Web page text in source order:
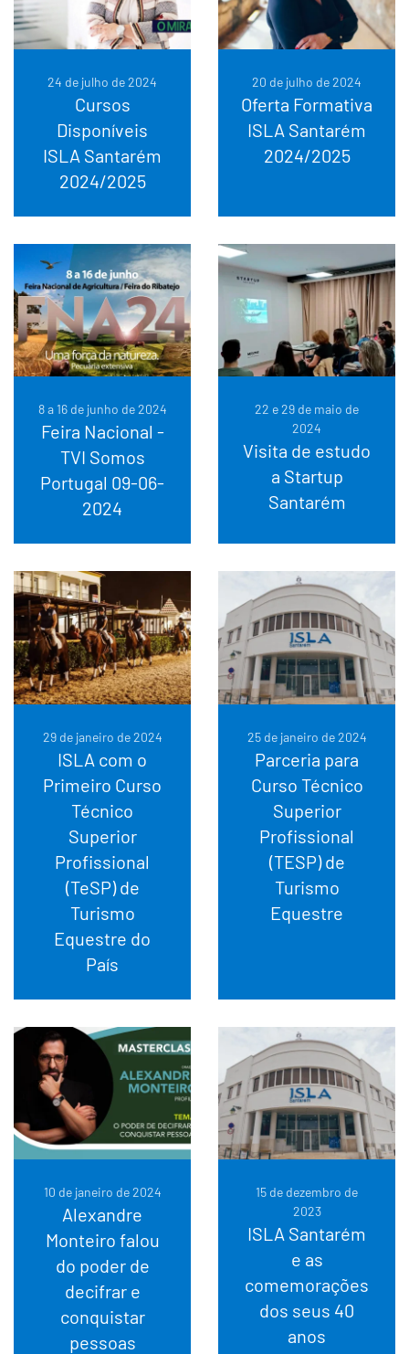
24 de julho de 2024
Cursos
Disponíveis
ISLA Santarém
2024/2025
20 de julho de 2024
Oferta Formativa
ISLA Santarém
2024/2025
8 a 16 de junho de 2024
Feira Nacional -
TVI Somos
Portugal 09-06-
2024
22 e 29 de maio de
2024
Visita de estudo
a Startup
Santarém
29 de janeiro de 2024
ISLA com o
Primeiro Curso
Técnico
Superior
Profissional
(TeSP) de
Turismo
Equestre do
País
25 de janeiro de 2024
Parceria para
Curso Técnico
Superior
Profissional
(TESP) de
Turismo
Equestre
10 de janeiro de 2024
Alexandre
Monteiro falou
do poder de
decifrar e
conquistar
pessoas
15 de dezembro de
2023
ISLA Santarém
e as
comemorações
dos seus 40
anos